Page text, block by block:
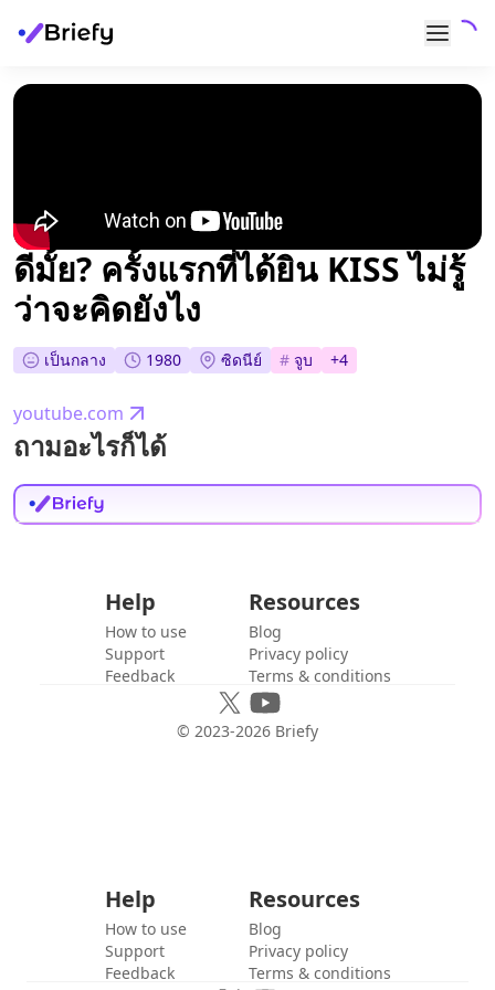
ดีมั้ย? ครั้งแรกที่ได้ยิน KISS ไม่รู้
ว่าจะคิดยังไง
เป็นกลาง 1980 ซิดนีย์ # จูบ +4
youtube.com
ถามอะไรก็ได้
Help
How to use
Support
Feedback
Resources
Blog
Privacy policy
Terms & conditions
© 2023-2026 Briefy
Help
How to use
Support
Feedback
Resources
Blog
Privacy policy
Terms & conditions